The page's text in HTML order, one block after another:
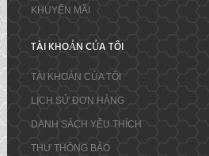
KHUYẾN MÃI
TÀI KHOẢN CỦA TÔI
TÀI KHOẢN CỦA TÔI
LỊCH SỬ ĐƠN HÀNG
DANH SÁCH YÊU THÍCH
THƯ THÔNG BÁO